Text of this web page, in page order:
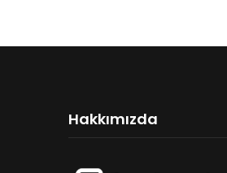
Hakkımızda